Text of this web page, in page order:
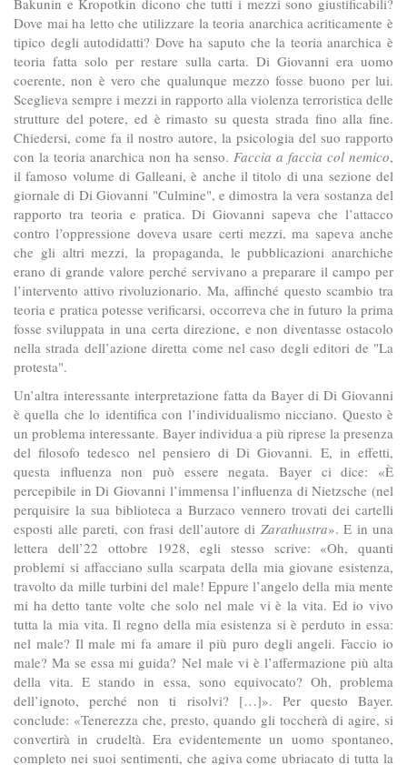
Dove mai ha letto che utilizzare la teoria anarchica acriticamente è
tipico degli autodidatti? Dove ha saputo che la teoria anarchica è
teoria fatta solo per restare sulla carta. Di Giovanni era uomo
coerente, non è vero che qualunque mezzo fosse buono per lui.
Sceglieva sempre i mezzi in rapporto alla violenza terroristica delle
strutture del potere, ed è rimasto su questa strada fino alla fine.
Chiedersi, come fa il nostro autore, la psicologia del suo rapporto
con la teoria anarchica non ha senso. Faccia a faccia col nemico,
il famoso volume di Galleani, è anche il titolo di una sezione del
giornale di Di Giovanni "Culmine", e dimostra la vera sostanza del
rapporto tra teoria e pratica. Di Giovanni sapeva che l’attacco
contro l’oppressione doveva usare certi mezzi, ma sapeva anche
che gli altri mezzi, la propaganda, le pubblicazioni anarchiche
erano di grande valore perché servivano a preparare il campo per
l’intervento attivo rivoluzionario. Ma, affinché questo scambio tra
teoria e pratica potesse verificarsi, occorreva che in futuro la prima
fosse sviluppata in una certa direzione, e non diventasse ostacolo
nella strada dell’azione diretta come nel caso degli editori de "La
protesta".
Un’altra interessante interpretazione fatta da Bayer di Di Giovanni
è quella che lo identifica con l’individualismo nicciano. Questo è
un problema interessante. Bayer individua a più riprese la presenza
del filosofo tedesco nel pensiero di Di Giovanni. E, in effetti,
questa influenza non può essere negata. Bayer ci dice: «È
percepibile in Di Giovanni l’immensa l’influenza di Nietzsche (nel
perquisire la sua biblioteca a Burzaco vennero trovati dei cartelli
esposti alle pareti, con frasi dell’autore di Zarathustra». E in una
lettera dell’22 ottobre 1928, egli stesso scrive: «Oh, quanti
problemi si affacciano sulla scarpata della mia giovane esistenza,
travolto da mille turbini del male! Eppure l’angelo della mia mente
mi ha detto tante volte che solo nel male vi è la vita. Ed io vivo
tutta la mia vita. Il regno della mia esistenza si è perduto in essa:
nel male? Il male mi fa amare il più puro degli angeli. Faccio io
male? Ma se essa mi guida? Nel male vi è l’affermazione più alta
della vita. E stando in essa, sono equivocato? Oh, problema
dell’ignoto, perché non ti risolvi? […]». Per questo Bayer.
conclude: «Tenerezza che, presto, quando gli toccherà di agire, si
convertirà in crudeltà. Era evidentemente un uomo spontaneo,
completo nei suoi sentimenti, che agiva come ubriacato di tutta la